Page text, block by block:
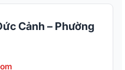
Cảnh – Phường